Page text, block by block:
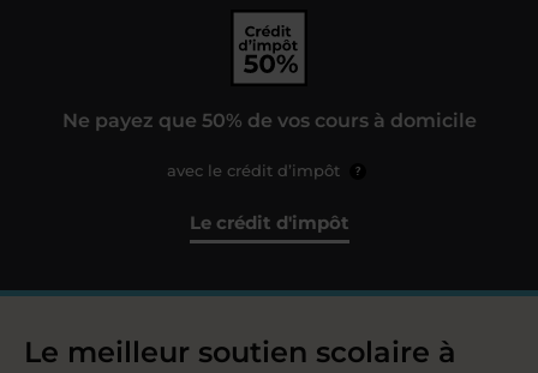
Ne payez que 50% de vos cours à domicile
avec le crédit d’impôt ?
Le crédit d'impôt
Le meilleur soutien scolaire à